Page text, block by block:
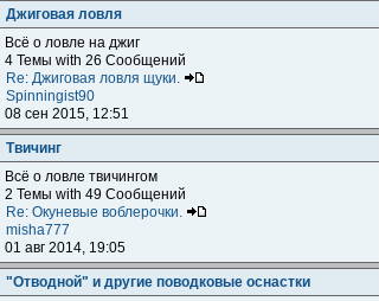
Джиговая ловля
Всё о ловле на джиг
4 Темы with 26 Сообщений
Re: Джиговая ловля щуки.
Spinningist90
08 сен 2015, 12:51
Твичинг
Всё о ловле твичингом
2 Темы with 49 Сообщений
Re: Окуневые воблерочки.
misha777
01 авг 2014, 19:05
"Отводной" и другие поводковые оснастки